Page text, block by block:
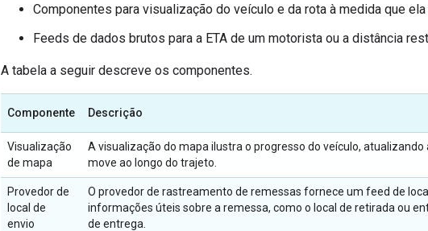
Componentes para visualização do veículo e da rota à medida que
Feeds de dados brutos para a ETA de um motorista ou a distância
A tabela a seguir descreve os componentes.
Componente Descrição
Visualização
de mapa
A visualização do mapa ilustra o progresso do veículo,
move ao longo do trajeto.
Provedor de
local de
envio
O provedor de rastreamento de remessas fornece um feed de
informações úteis sobre a remessa, como o local de retirada ou
de entrega.